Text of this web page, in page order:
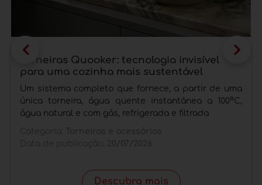
Torneiras Quooker: tecnologia invisível
para uma cozinha mais sustentável
Um sistema completo que fornece, a partir de uma
única torneira, água quente instantânea a 100°C,
água natural e com gás, refrigerada e filtrada
Descubra mais